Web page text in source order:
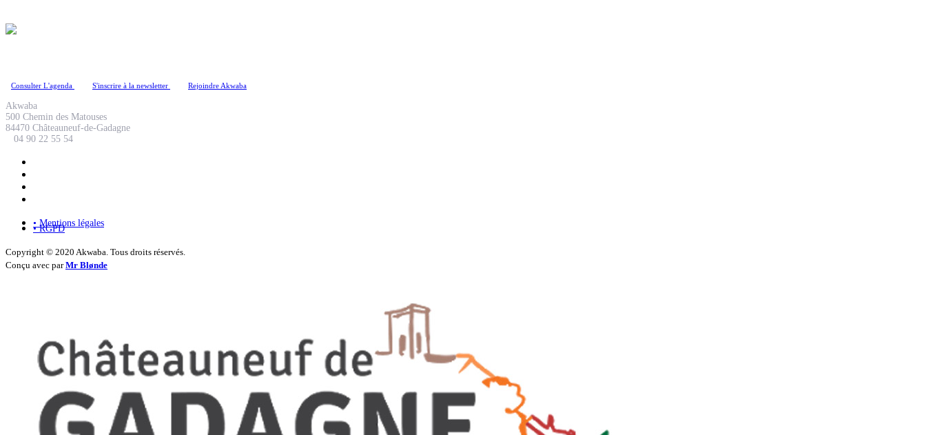
Consulter L'agenda S'inscrire à la newsletter Rejoindre Akwaba
Akwaba
500 Chemin des Matouses
84470 Châteauneuf-de-Gadagne
04 90 22 55 54
• Mentions légales
• RGPD
Copyright © 2020 Akwaba. Tous droits réservés.
Conçu avec parMr Blønde